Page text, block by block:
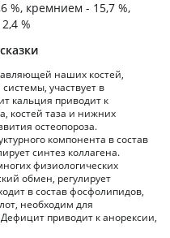
%, кремнием - 15,7 %,
%
наших костей,
участвует в
кальция приводит к
костей таза и нижних
остеопороза.
компонента в состав
синтез коллагена.
физиологических
обмен, регулирует
в состав фосфолипидов,
необходим для
приводит к анорексии,